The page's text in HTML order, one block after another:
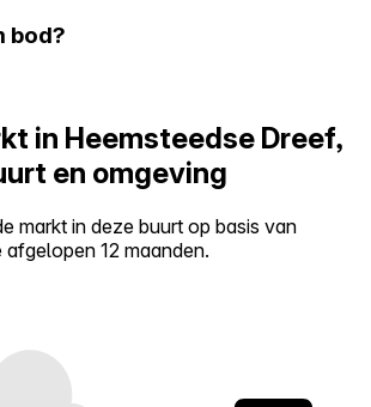
bod?
in Heemsteedse Dreef,
en omgeving
markt in deze buurt op basis van
12 maanden.